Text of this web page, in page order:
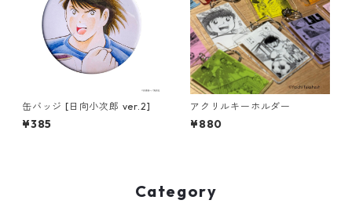
缶バッジ [日向小次郎 ver.2]
¥385
アクリルキーホルダー
¥880
Category